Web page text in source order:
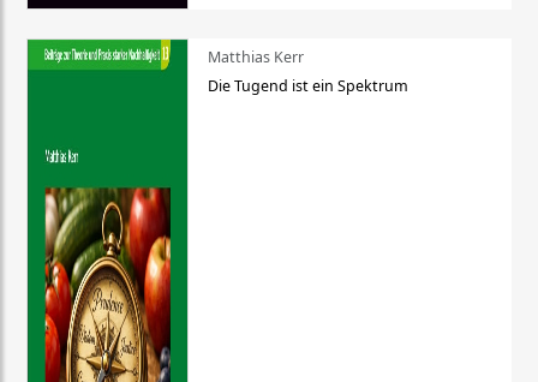
Matthias Kerr
Die Tugend ist ein Spektrum